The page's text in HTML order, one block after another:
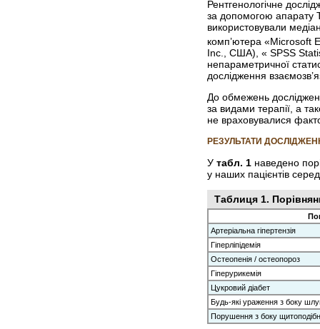
Рентгенологічне
за допомогою апарату
використовували
комп’ютера «Microsoft
Inc., США), « SPSS
непараметричної
дослідження
До обмежень
за видами терапії, а
не враховувалися
РЕЗУЛЬТАТИ
У табл. 1 наведено
у наших пацієнтів
Таблиця 1.
Артеріальна гіпертензія
Гіперліпідемія
Остеопенія / остеопороз
Гіперурикемія
Цукровий діабет
Будь-які ураження з боку
Порушення з боку